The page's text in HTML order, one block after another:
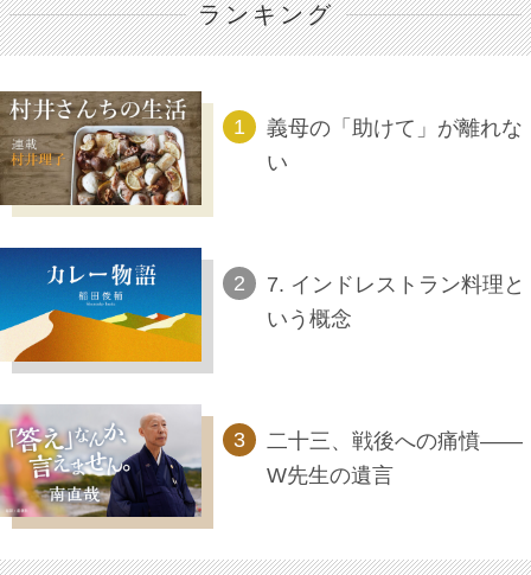
ランキング
義母の「助けて」が離れな
い
7. インドレストラン料理と
いう概念
二十三、戦後への痛憤――
W先生の遺言